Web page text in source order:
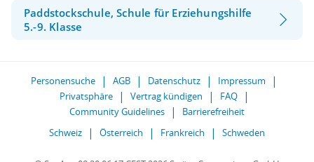
Paddstockschule, Schule für Erziehungshilfe
5.-9. Klasse
Personensuche AGB Datenschutz
Impressum
Privatsphäre
Vertrag kündigen
FAQ
Community Guidelines
Barrierefreiheit
Schweiz
Österreich Frankreich Schweden